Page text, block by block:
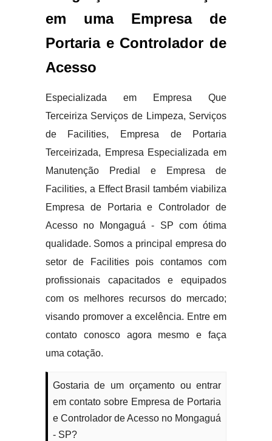
em uma Empresa de
Portaria e Controlador de
Acesso
Especializada em Empresa Que
Terceiriza Serviços de Limpeza, Serviços
de Facilities, Empresa de Portaria
Terceirizada, Empresa Especializada em
Manutenção Predial e Empresa de
Facilities, a Effect Brasil também viabiliza
Empresa de Portaria e Controlador de
Acesso no Mongaguá - SP com ótima
qualidade. Somos a principal empresa do
setor de Facilities pois contamos com
profissionais capacitados e equipados
com os melhores recursos do mercado;
visando promover a excelência. Entre em
contato conosco agora mesmo e faça
uma cotação.
Gostaria de um orçamento ou entrar
em contato sobre Empresa de Portaria
e Controlador de Acesso no Mongaguá
- SP?